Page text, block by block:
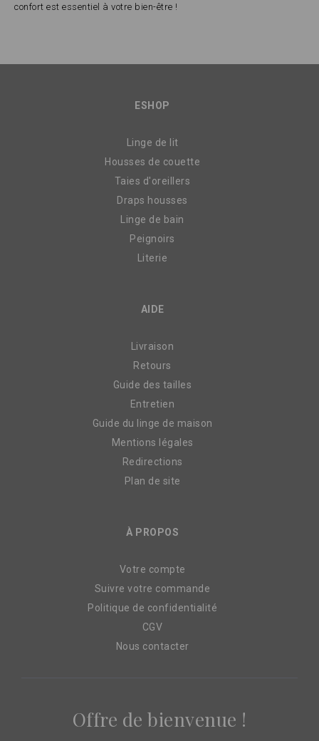
confort est essentiel à votre bien-être !
ESHOP
Linge de lit
Housses de couette
Taies d'oreillers
Draps housses
Linge de bain
Peignoirs
Literie
AIDE
Livraison
Retours
Guide des tailles
Entretien
Guide du linge de maison
Mentions légales
Redirections
Plan de site
À PROPOS
Votre compte
Suivre votre commande
Politique de confidentialité
CGV
Nous contacter
Offre de bienvenue !